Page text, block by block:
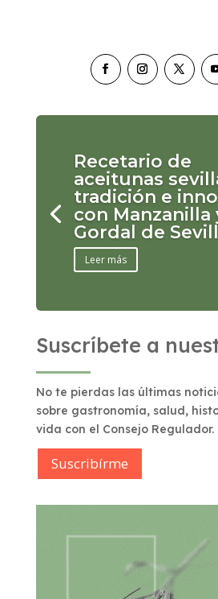
Recetario de
aceitunas
tradición e
con Manzanilla
Gordal de
Leer más
Suscríbete a
No te pierdas las últimas
sobre gastronomía, salud,
vida con el Consejo Regulador.
Suscribírme